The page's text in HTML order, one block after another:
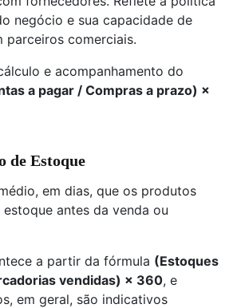
negócio e sua capacidade de
parceiros comerciais.
e acompanhamento do
a pagar / Compras a prazo) ×
de Estoque
em dias, que os produtos
antes da venda ou
a partir da fórmula (Estoques
vendidas) × 360, e
em geral, são indicativos